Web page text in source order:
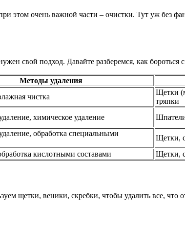
этом очень важной части – очистки. Тут уж без
свой подход. Давайте разберемся, как
Методы удаления
чистка
Щетки
тряпки
химическое удаление
обработка специальными
Щетки,
кислотными составами Щетки,
щетки, веники, скребки, чтобы удалить все, что